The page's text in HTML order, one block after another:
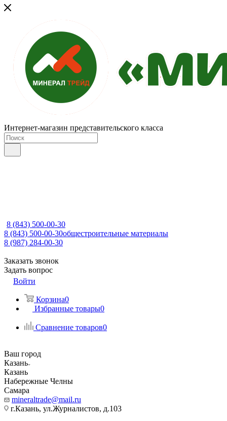
Интернет-магазин представительского класса
8 (843) 500-00-30
8 (843) 500-00-30общестроительные материалы
8 (987) 284-00-30
Заказать звонок
Задать вопрос
Войти
Корзина0
Избранные товары0
Сравнение товаров0
Ваш город
Казань
Казань
Набережные Челны
Самара
mineraltrade@mail.ru
г.Казань, ул.Журналистов, д.103